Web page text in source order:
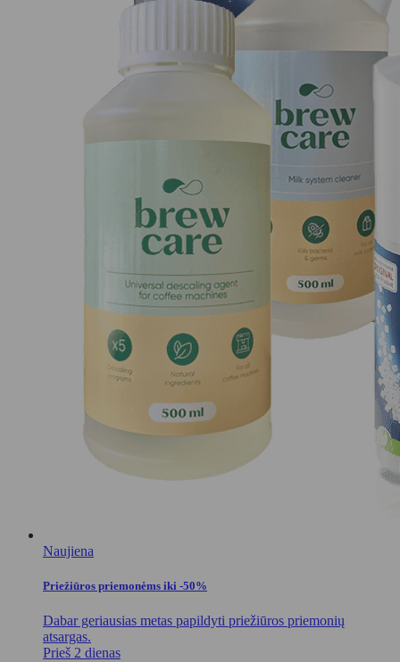
Naujiena
Priežiūros priemonėms iki -50%
Dabar geriausias metas papildyti priežiūros priemonių
atsargas.
Prieš 2 dienas